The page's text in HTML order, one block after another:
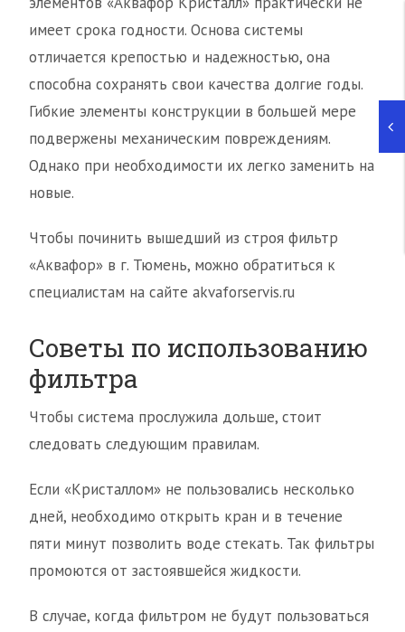
имеет срока годности. Основа системы
отличается крепостью и надежностью, она
способна сохранять свои качества долгие годы.
Гибкие элементы конструкции в большей мере
подвержены механическим повреждениям.
Однако при необходимости их легко заменить на
новые.
Чтобы починить вышедший из строя фильтр
«Аквафор» в г. Тюмень, можно обратиться к
специалистам на сайте akvaforservis.ru
Советы по использованию
фильтра
Чтобы система прослужила дольше, стоит
следовать следующим правилам.
Если «Кристаллом» не пользовались несколько
дней, необходимо открыть кран и в течение
пяти минут позволить воде стекать. Так фильтры
промоются от застоявшейся жидкости.
В случае, когда фильтром не будут пользоваться